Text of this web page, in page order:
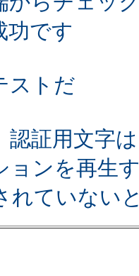
功です
トだ
証用文字
ョンを再生
れていない